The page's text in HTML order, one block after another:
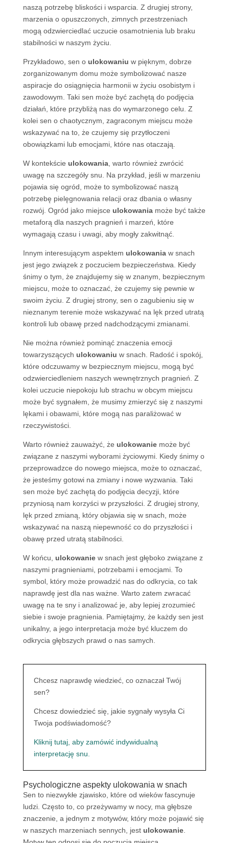
naszą potrzebę bliskości i wsparcia. Z drugiej strony,
marzenia o opuszczonych, zimnych przestrzeniach
mogą odzwierciedlać uczucie osamotnienia lub braku
stabilności w naszym życiu.
Przykładowo, sen o ulokowaniu w pięknym, dobrze
zorganizowanym domu może symbolizować nasze
aspiracje do osiągnięcia harmonii w życiu osobistym i
zawodowym. Taki sen może być zachętą do podjęcia
działań, które przybliżą nas do wymarzonego celu. Z
kolei sen o chaotycznym, zagraconym miejscu może
wskazywać na to, że czujemy się przytłoczeni
obowiązkami lub emocjami, które nas otaczają.
W kontekście ulokowania, warto również zwrócić
uwagę na szczegóły snu. Na przykład, jeśli w marzeniu
pojawia się ogród, może to symbolizować naszą
potrzebę pielęgnowania relacji oraz dbania o własny
rozwój. Ogród jako miejsce ulokowaniamoże być także
metaforą dla naszych pragnień i marzeń, które
wymagają czasu i uwagi, aby mogły zakwitnąć.
Innym interesującym aspektem ulokowaniaw snach
jest jego związek z poczuciem bezpieczeństwa. Kiedy
śnimy o tym, że znajdujemy się w znanym, bezpiecznym
miejscu, może to oznaczać, że czujemy się pewnie w
swoim życiu. Z drugiej strony, sen o zagubieniu się w
nieznanym terenie może wskazywać na lęk przed utratą
kontroli lub obawę przed nadchodzącymi zmianami.
Nie można również pominąć znaczenia emocji
towarzyszących ulokowaniu w snach. Radość i spokój,
które odczuwamy w bezpiecznym miejscu, mogą być
odzwierciedleniem naszych wewnętrznych pragnień. Z
kolei uczucie niepokoju lub strachu w obcym miejscu
może być sygnałem, że musimy zmierzyć się z naszymi
lękami i obawami, które mogą nas paraliżować w
rzeczywistości.
Warto również zauważyć, że ulokowaniemoże być
związane z naszymi wyborami życiowymi. Kiedy śnimy o
przeprowadzce do nowego miejsca, może to oznaczać,
że jesteśmy gotowi na zmiany i nowe wyzwania. Taki
sen może być zachętą do podjęcia decyzji, które
przyniosą nam korzyści w przyszłości. Z drugiej strony,
lęk przed zmianą, który objawia się w snach, może
wskazywać na naszą niepewność co do przyszłości i
obawę przed utratą stabilności.
W końcu, ulokowaniew snach jest głęboko związane z
naszymi pragnieniami, potrzebami i emocjami. To
symbol, który może prowadzić nas do odkrycia, co tak
naprawdę jest dla nas ważne. Warto zatem zwracać
uwagę na te sny i analizować je, aby lepiej zrozumieć
siebie i swoje pragnienia. Pamiętajmy, że każdy sen jest
unikalny, a jego interpretacja może być kluczem do
odkrycia głębszych prawd o nas samych.
Chcesz naprawdę wiedzieć, co oznaczał Twój
sen?
Chcesz dowiedzieć się, jakie sygnały wysyła Ci
Twoja podświadomość?
Kliknij tutaj, aby zamówić indywidualną
interpretację snu.
Psychologiczne aspekty ulokowania w snach
Sen to niezwykłe zjawisko, które od wieków fascynuje
ludzi. Często to, co przeżywamy w nocy, ma głębsze
znaczenie, a jednym z motywów, który może pojawić się
w naszych marzeniach sennych, jest ulokowanie.